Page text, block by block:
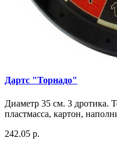
Дартс "Торнадо"
Диаметр 35 см. 3 дротика.
пластмасса, картон,
242.05 р.